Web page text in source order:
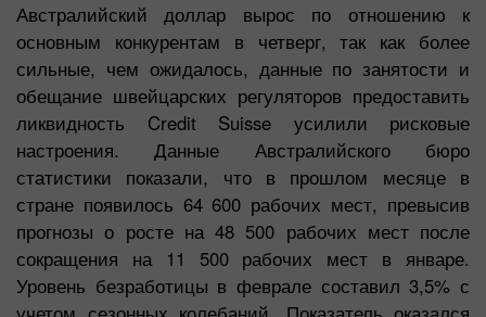
Австралийский доллар вырос по отношению к
основным конкурентам в четверг, так как более
сильные, чем ожидалось, данные по занятости и
обещание швейцарских регуляторов предоставить
ликвидность Credit Suisse усилили рисковые
настроения. Данные Австралийского бюро
статистики показали, что в прошлом месяце в
стране появилось 64 600 рабочих мест, превысив
прогнозы о росте на 48 500 рабочих мест после
сокращения на 11 500 рабочих мест в январе.
Уровень безработицы в феврале составил 3,5% с